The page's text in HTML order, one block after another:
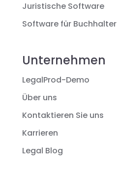
Juristische Software
Software für Buchhalter
Unternehmen
LegalProd-Demo
Über uns
Kontaktieren Sie uns
Karrieren
Legal Blog